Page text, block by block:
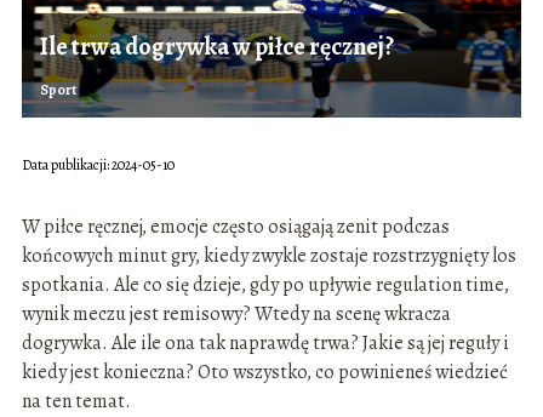
Ile trwa dogrywka w piłce ręcznej?
Sport
Data publikacji: 2024-05-10
W piłce ręcznej, emocje często osiągają zenit podczas
końcowych minut gry, kiedy zwykle zostaje rozstrzygnięty los
spotkania. Ale co się dzieje, gdy po upływie regulation time,
wynik meczu jest remisowy? Wtedy na scenę wkracza
dogrywka. Ale ile ona tak naprawdę trwa? Jakie są jej reguły i
kiedy jest konieczna? Oto wszystko, co powinieneś wiedzieć
na ten temat.